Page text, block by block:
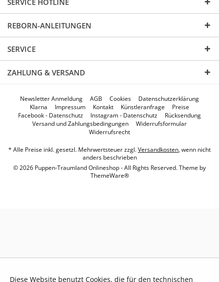
SERVICE HOTLINE
REBORN-ANLEITUNGEN
SERVICE
ZAHLUNG & VERSAND
Newsletter Anmeldung AGB Cookies
Datenschutzerklärung
Klarna
Impressum Kontakt Künstleranfrage
Preise
Facebook - Datenschutz
Instagram - Datenschutz
Rücksendung
Versand und Zahlungsbedingungen
Widerrufsformular
Widerrufsrecht
* Alle Preise inkl. gesetzl. Mehrwertsteuer zzgl.Versandkosten, wenn nicht
anders beschrieben
© 2026 Puppen-Traumland Onlineshop - All Rights Reserved. Theme by
ThemeWare®
Diese Website benutzt Cookies, die für den technischen